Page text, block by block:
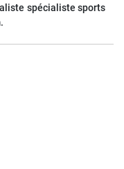
spécialiste sports